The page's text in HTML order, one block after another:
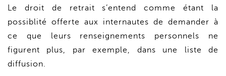
Le droit de retrait s’entend comme étant la
possiblité offerte aux internautes de demander à
ce que leurs renseignements personnels ne
figurent plus, par exemple, dans une liste de
diffusion.